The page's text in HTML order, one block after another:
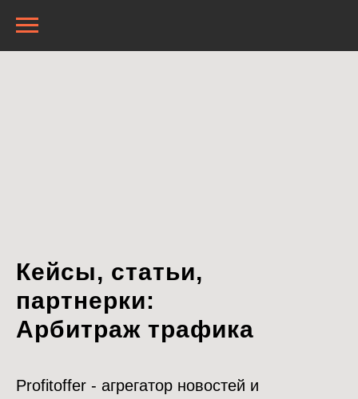
Кейсы, статьи,
партнерки:
Арбитраж трафика
Profitoffer - агрегатор новостей и